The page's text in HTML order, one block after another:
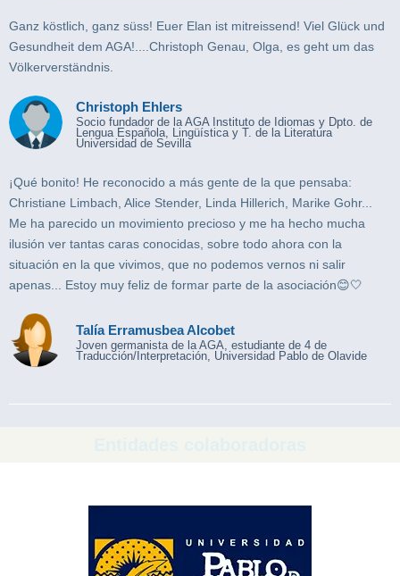
Ganz köstlich, ganz süss! Euer Elan ist mitreissend! Viel Glück und
Gesundheit dem AGA!....Christoph Genau, Olga, es geht um das
Völkerverständnis.
Christoph Ehlers
Socio fundador de la AGA Instituto de Idiomas y Dpto. de
Lengua Española, Lingüística y T. de la Literatura
Universidad de Sevilla
¡Qué bonito! He reconocido a más gente de la que pensaba:
Christiane Limbach, Alice Stender, Linda Hillerich, Marike Gohr...
Me ha parecido un movimiento precioso y me ha hecho mucha
ilusión ver tantas caras conocidas, sobre todo ahora con la
situación en la que vivimos, que no podemos vernos ni salir
apenas... Estoy muy feliz de formar parte de la asociación😊🤍
Talía Erramusbea Alcobet
Joven germanista de la AGA, estudiante de 4 de
Traducción/Interpretación, Universidad Pablo de Olavide